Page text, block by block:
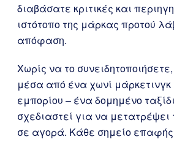
διαβάσατε κριτικές και
ιστότοπο της μάρκας προτού
απόφαση.
Χωρίς να το
μέσα από ένα χωνί μάρκετινγκ
εμπορίου – ένα δομημένο
σχεδιαστεί για να
σε αγορά. Κάθε σημείο